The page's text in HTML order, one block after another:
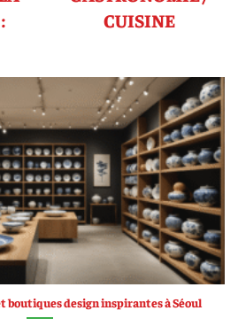
CUISINE
boutiques design inspirantes à Séoul